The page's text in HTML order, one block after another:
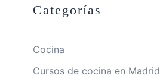
Categorías
Cocina
Cursos de cocina en Madrid